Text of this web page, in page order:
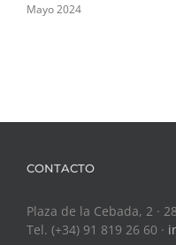
Mayo 2024
CONTACTO
Plaza de la Cebada, 2 ·
Tel. (+34) 91 819 26 60 ·